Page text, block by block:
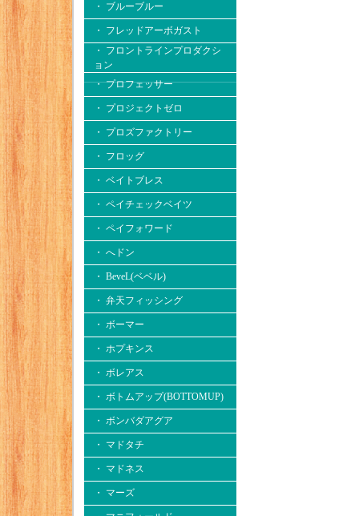
・ ブルーブルー
・ フレッドアーボガスト
・ フロントラインプロダクシ
ョン
・ プロフェッサー
・ プロジェクトゼロ
・ プロズファクトリー
・ フロッグ
・ ベイトブレス
・ ペイチェックベイツ
・ ペイフォワード
・ へドン
・ BeveL(ベベル)
・ 弁天フィッシング
・ ボーマー
・ ホプキンス
・ ボレアス
・ ボトムアップ(BOTTOMUP)
・ ボンバダアグア
・ マドタチ
・ マドネス
・ マーズ